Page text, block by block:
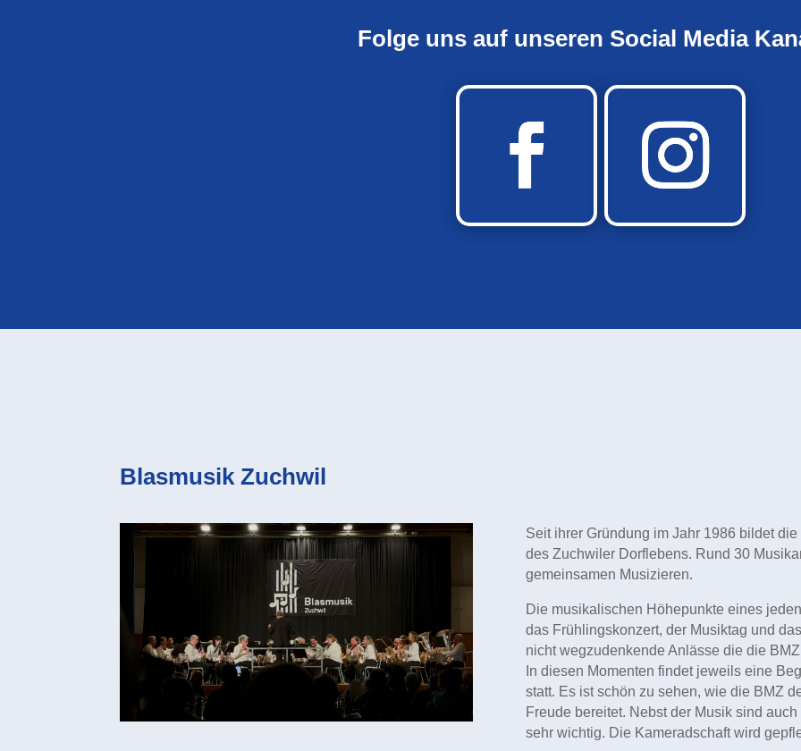
Folge uns auf unseren Social Media
Blasmusik Zuchwil
Seit ihrer Gründung im Jahr 1986 bildet
des Zuchwiler Dorflebens. Rund 30
gemeinsamen Musizieren.
Die musikalischen Höhepunkte eines
das Frühlingskonzert, der Musiktag und
nicht wegzudenkende Anlässe die die
In diesen Momenten findet jeweils eine
statt. Es ist schön zu sehen, wie die BMZ
Freude bereitet. Nebstder Musik sind
sehr wichtig. Die Kameradschaft wird